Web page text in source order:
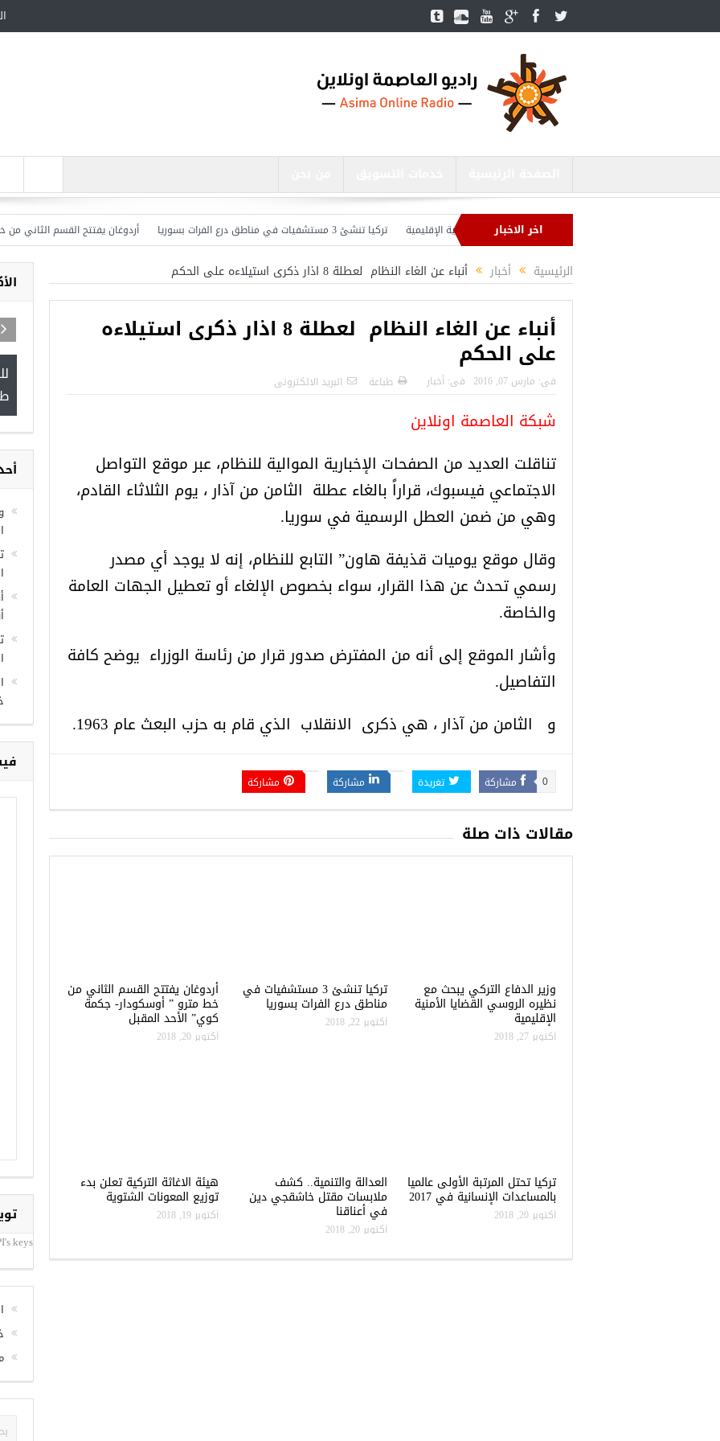
اخر الاخبار
وزير الدفاع التركي يبحث مع نظيره الروسي القضايا الأمنية الإقليمية تركيا تنشئ 3 مستشفيات في مناطق درع الفرات بسوريا
أردوغان يفتتح القسم الثاني من خط
تركيا بصدد إنهاء الاستعدادات لشنّ عملية جديدة في سوريا.. وأردوغان يحذّر
الرئيسية أخبار أنباء عن الغاء النظام لعطلة 8 اذار ذكرى استيلاءه على الحكم
أنباء عن الغاء النظام لعطلة 8 اذار ذكرى استيلاءه
على الحكم
فى: مارس 07, 2016 فى: أخبار طباعة البريد الالكترونى
شبكة العاصمة اونلاين
تناقلت العديد من الصفحات الإخبارية الموالية للنظام، عبر موقع التواصل
الاجتماعي فيسبوك، قراراً بالغاء عطلة الثامن من آذار ، يوم الثلاثاء القادم،
وهي من ضمن العطل الرسمية في سوريا.
وقال موقع يوميات قذيفة هاون” التابع للنظام، إنه لا يوجد أي مصدر
رسمي تحدث عن هذا القرار، سواء بخصوص الإلغاء أو تعطيل الجهات العامة
والخاصة.
وأشار الموقع إلى أنه من المفترض صدور قرار من رئاسة الوزراء يوضح كافة
التفاصيل.
و الثامن من آذار ، هي ذكرى الانقلاب الذي قام به حزب البعث عام 1963.
مشاركة 0 تغريدة مشاركة مشاركة
مقالات ذات صلة
وزير الدفاع التركي يبحث مع
نظيره الروسي القضايا الأمنية
الإقليمية
أكتوبر 27, 2018
تركيا تنشئ 3 مستشفيات في
مناطق درع الفرات بسوريا
أكتوبر 22, 2018
أردوغان يفتتح القسم الثاني من
خط مترو ” أوسكودار- جكمة
كوي” الأحد المقبل
أكتوبر 20, 2018
تركيا تحتل المرتبة الأولى عالميا
بالمساعدات الإنسانية في 2017
أكتوبر 20, 2018
العدالة والتنمية.. كشف
ملابسات مقتل خاشقجي دين
في أعناقنا
أكتوبر 20, 2018
هيئة الاغاثة التركية تعلن بدء
توزيع المعونات الشتوية
أكتوبر 19, 2018
مجموعة فرص عمل للسوريين في
غازي عنتاب
“شاهد بالصور”
رسائل تحذيرية من الشرطة التركية
keys